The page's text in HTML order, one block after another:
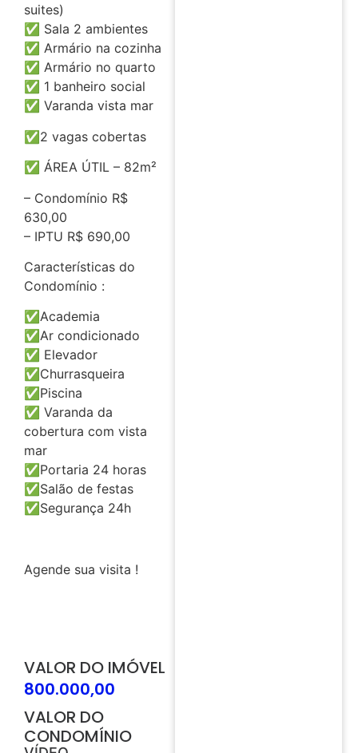
suites)
✅ Sala 2 ambientes
✅ Armário na cozinha
✅ Armário no quarto
✅ 1 banheiro social
✅ Varanda vista mar
✅2 vagas cobertas
✅ ÁREA ÚTIL – 82m²
– Condomínio R$
630,00
– IPTU R$ 690,00
Características do
Condomínio :
✅Academia
✅Ar condicionado
✅ Elevador
✅Churrasqueira
✅Piscina
✅ Varanda da
cobertura com vista
mar
✅Portaria 24 horas
✅Salão de festas
✅Segurança 24h
Agende sua visita !
VALOR DO IMÓVEL
800.000,00
VALOR DO
CONDOMÍNIO